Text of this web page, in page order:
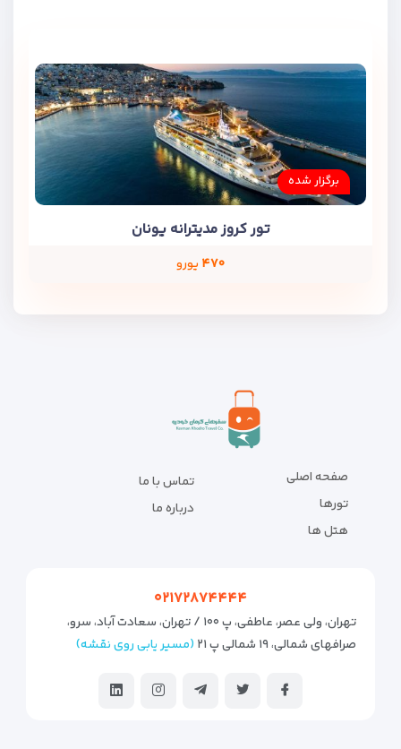
برگزار شده
تور کروز مدیترانه یونان
۴۷۰ یورو
صفحه اصلی
تورها
هتل ها
تماس با ما
درباره ما
۰۲۱۷۲۸۷۴۴۴۴
تهران، ولی عصر، عاطفی، پ ۱۰۰ / تهران، سعادت آباد، سرو،
صرافهای شمالی، ۱۹ شمالی پ ۲۱
(مسیر یابی روی نقشه)